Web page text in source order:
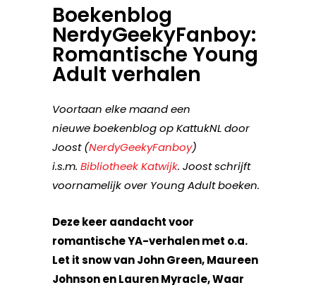
Boekenblog
NerdyGeekyFanboy:
Romantische Young
Adult verhalen
Voortaan elke maand een
nieuwe boekenblog op KattukNL door
Joost (NerdyGeekyFanboy)
i.s.m. Bibliotheek Katwijk. Joost schrijft
voornamelijk over Young Adult boeken.
Deze keer aandacht voor
romantische YA-verhalen met o.a.
Let it snow van John Green, Maureen
Johnson en Lauren Myracle, Waar